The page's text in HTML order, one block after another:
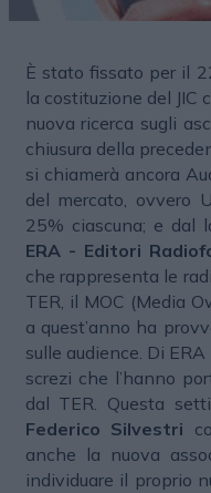
È stato fissato per il
la costituzione del JIC
nuova ricerca sugli
chiusura della
si chiamerà ancora
del mercato, ovvero
25% ciascuna; e dal
ERA - Editori
che rappresenta le
TER, il MOC (Media
a quest’anno ha
sulle audience. Di
screzi che l’hanno
dal TER. Questa
Federico Silvestri
anche la nuova
individuare il proprio